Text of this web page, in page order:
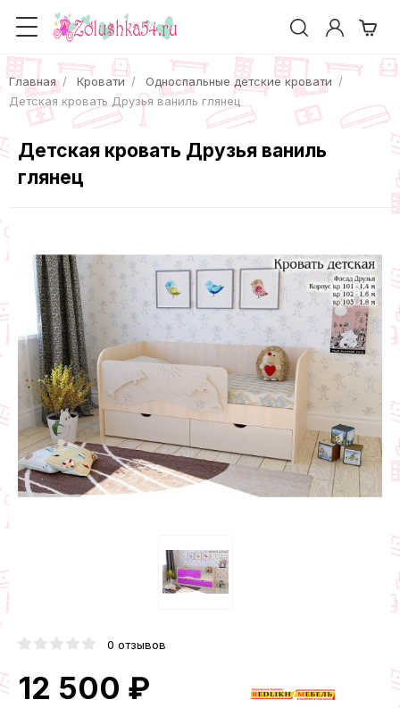
Главная Кровати
Односпальные детские кровати
Детская кровать Друзья ваниль глянец
Детская кровать Друзья ваниль
глянец
0 отзывов
12 500 ₽